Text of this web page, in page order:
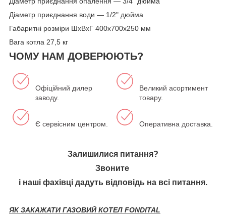
Діаметр приєднання води — 1/2" дюйма
Габаритні розміри ШхВхГ 400х700х250 мм
Вага котла 27,5 кг
ЧОМУ НАМ ДОВЕРЮЮТЬ?
Офіційний дилер
заводу.
Великий асортимент
товару.
Є сервісним центром. Оперативна доставка.
Залишилися питання?
Звоните
і наші фахівці дадуть відповідь на всі питання.
ЯК ЗАКАЖАТИ ГАЗОВИЙ КОТЕЛ FONDITAL